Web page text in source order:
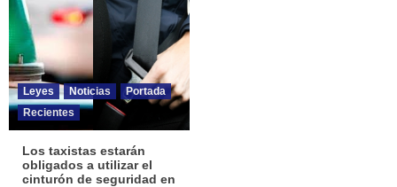
Leyes Noticias
Portada
Recientes
Los taxistas estarán
obligados a utilizar el
cinturón de seguridad en